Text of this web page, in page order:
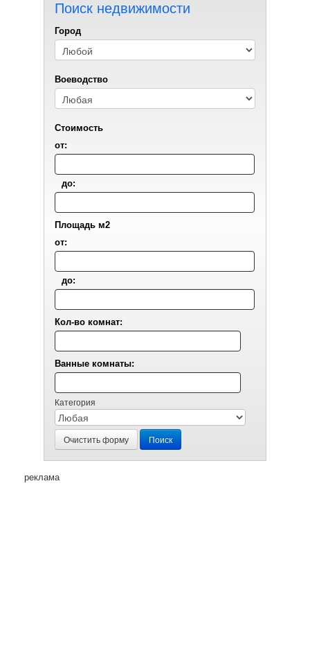
Поиск недвижимости
Город
Воеводствo
Стоимость
от:
до:
Площадь м2
от:
до:
Кол-во комнат:
Ванные комнаты:
Категория
Очистить форму Поиск
реклама